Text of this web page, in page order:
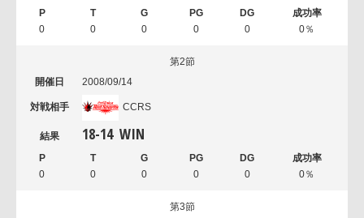
0 0 0 0 0 0％
第2節
2008/09/14
CCRS
18-14 WIN
0 0 0 0 0 0％
第3節